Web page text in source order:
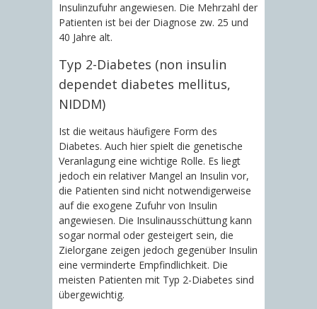
Insulinzufuhr angewiesen. Die Mehrzahl der
Patienten ist bei der Diagnose zw. 25 und
40 Jahre alt.
Typ 2-Diabetes (non insulin
dependet diabetes mellitus,
NIDDM)
Ist die weitaus häufigere Form des
Diabetes. Auch hier spielt die genetische
Veranlagung eine wichtige Rolle. Es liegt
jedoch ein relativer Mangel an Insulin vor,
die Patienten sind nicht notwendigerweise
auf die exogene Zufuhr von Insulin
angewiesen. Die Insulinausschüttung kann
sogar normal oder gesteigert sein, die
Zielorgane zeigen jedoch gegenüber Insulin
eine verminderte Empfindlichkeit. Die
meisten Patienten mit Typ 2-Diabetes sind
übergewichtig.